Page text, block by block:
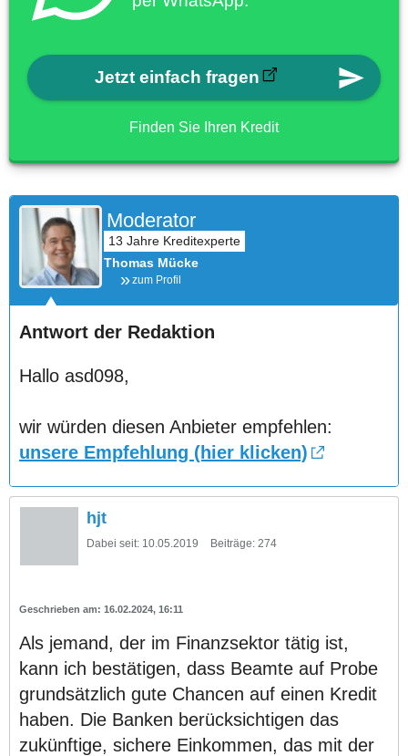
Jetzt einfach fragen
Finden Sie Ihren Kredit
Moderator
Thomas Mücke
zum Profil
Antwort der Redaktion
Hallo asd098,
wir würden diesen Anbieter empfehlen:
unsere Empfehlung (hier klicken)
hjt
Dabei seit: 10.05.2019 Beiträge: 274
16.02.2024, 16:11
Als jemand, der im Finanzsektor tätig ist,
kann ich bestätigen, dass Beamte auf Probe
grundsätzlich gute Chancen auf einen Kredit
haben. Die Banken berücksichtigen das
zukünftige, sichere Einkommen, das mit der